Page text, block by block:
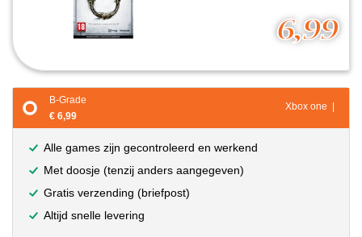
6,99
B-Grade
€ 6,99
Xbox one |
Alle games zijn gecontroleerd en werkend
Met doosje (tenzij anders aangegeven)
Gratis verzending (briefpost)
Altijd snelle levering